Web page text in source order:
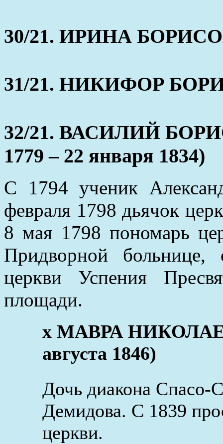
30/21. ИРИНА
31/21. НИКИФОР
32/21. ВАСИЛИЙ
1779 – 22 января 1834)
С 1794 ученик
февраля 1798 дьячок
8 мая 1798 пономарь
Придворной
церкви Успения
площади.
х МАВРА
августа 1846)
Дочь диакона Спасо-
Демидова. С 1839
церкви.